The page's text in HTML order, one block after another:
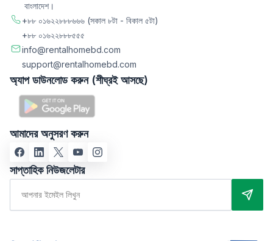
বাংলাদেশ।
+৮৮ ০১৬২২৮৮৮৬৬৬ (সকাল ৮টা - বিকাল ৫টা)
+৮৮ ০১৬২২৮৮৮৫৫৫
info@rentalhomebd.com
support@rentalhomebd.com
অ্যাপ ডাউনলোড করুন (শীঘ্রই আসছে)
আমাদের অনুসরণ করুন
সাপ্তাহিক নিউজলেটার